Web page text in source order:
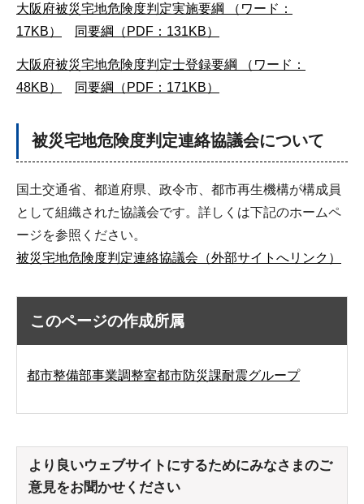
大阪府被災宅地危険度判定実施要綱 （ワード：
17KB）
同要綱（PDF：131KB）
大阪府被災宅地危険度判定士登録要綱 （ワード：
48KB）
同要綱（PDF：171KB）
被災宅地危険度判定連絡協議会について
国土交通省、都道府県、政令市、都市再生機構が構成員
として組織された協議会です。詳しくは下記のホームペ
ージを参照ください。
被災宅地危険度判定連絡協議会（外部サイトへリンク）
このページの作成所属
都市整備部事業調整室都市防災課耐震グループ
より良いウェブサイトにするためにみなさまのご
意見をお聞かせください